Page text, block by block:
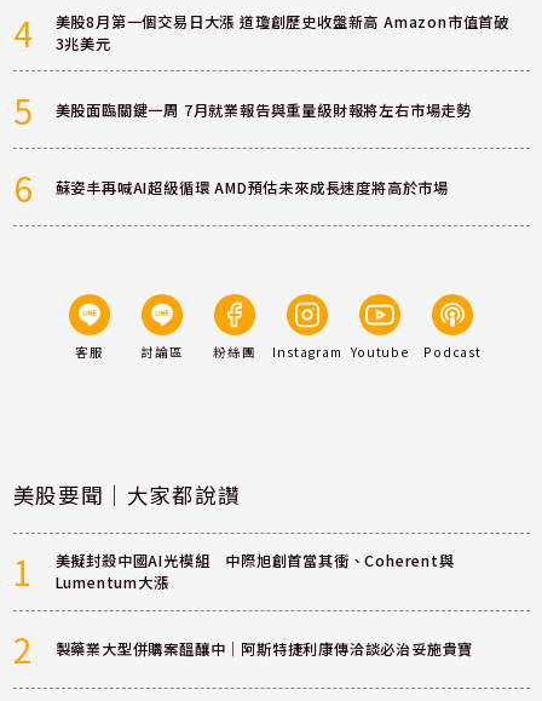
4
美股8月第一個交易日大漲 道瓊創歷史收盤新高 Amazon市值首破
3兆美元
5 美股面臨關鍵一周 7月就業報告與重量級財報將左右市場走勢
6 蘇姿丰再喊AI超級循環 AMD預估未來成長速度將高於市場
客服 討論區 粉絲團 Instagram Youtube Podcast
美股要聞｜大家都說讚
1
美擬封殺中國AI光模組 中際旭創首當其衝、Coherent與
Lumentum大漲
2 製藥業大型併購案醞釀中｜阿斯特捷利康傳洽談必治妥施貴寶